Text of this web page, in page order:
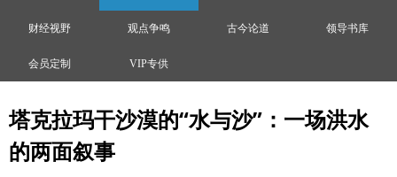
财经视野 观点争鸣 古今论道 领导书库
会员定制 VIP专供
塔克拉玛干沙漠的“水与沙”：一场洪水
的两面叙事